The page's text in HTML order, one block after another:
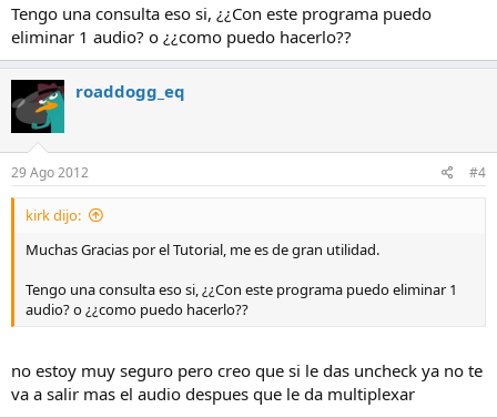
Tengo una consulta eso si, ¿¿Con este programa puedo
eliminar 1 audio? o ¿¿como puedo hacerlo??
roaddogg_eq
29 Ago 2012 #4
kirk dijo:
Muchas Gracias por el Tutorial, me es de gran utilidad.
Tengo una consulta eso si, ¿¿Con este programa puedo eliminar 1
audio? o ¿¿como puedo hacerlo??
no estoy muy seguro pero creo que si le das uncheck ya no te
va a salir mas el audio despues que le da multiplexar